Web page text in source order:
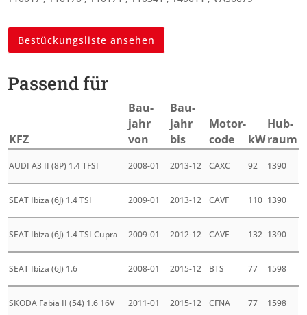
Bestückungsliste ansehen
Passend für
KFZ
Bau­
jahr
von
Bau­
jahr
bis
Motor­
code
kW
Hub­
raum
AUDI A3 II (8P) 1.4 TFSI 2008-01 2013-12 CAXC 92 1390
SEAT Ibiza (6J) 1.4 TSI 2009-01 2013-12 CAVF 110 1390
SEAT Ibiza (6J) 1.4 TSI Cupra 2009-01 2012-12 CAVE 132 1390
SEAT Ibiza (6J) 1.6 2008-01 2015-12 BTS 77 1598
SKODA Fabia II (54) 1.6 16V 2011-01 2015-12 CFNA 77 1598